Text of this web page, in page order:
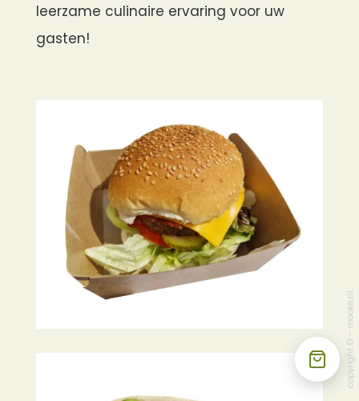
leerzame culinaire ervaring voor uw
gasten!
copyright ©
mooke.nl